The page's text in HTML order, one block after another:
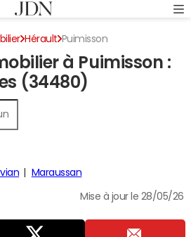
Hérault Puimisson
à Puimisson :
(34480)
Maraussan
Mise à jour le 28/05/26